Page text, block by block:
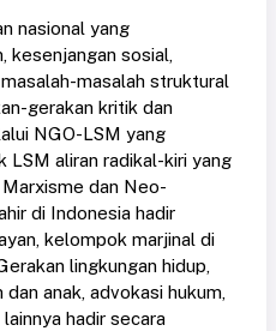
nasional yang
kesenjangan sosial,
masalah struktural
gerakan kritik dan
NGO-LSM yang
LSM aliran radikal-kiri yang
dan Neo-
di Indonesia hadir
kelompok marjinal di
lingkungan hidup,
anak, advokasi hukum,
hadir secara